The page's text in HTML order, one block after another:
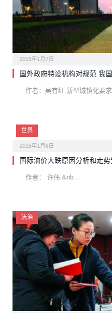
2015年1月7日
国外政府特设机构对规范 我
作者：吴有红 新型城镇化要
世界
2015年1月6日
国际油价大跌原因分析和走
作者： 许伟 &nb…
法治